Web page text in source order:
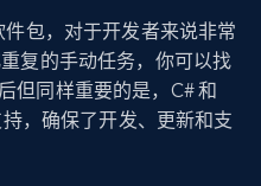
包，对于开发者来说非常
复的手动任务，你可以找
但同样重要的是，C# 和
，确保了开发、更新和支